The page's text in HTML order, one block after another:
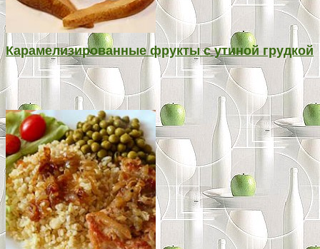
Карамелизированные фрукты с утиной грудкой